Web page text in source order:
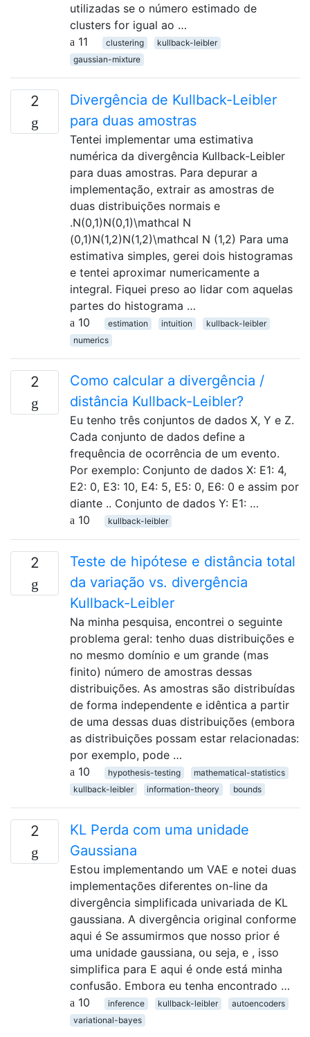
utilizadas se o número estimado de
clusters for igual ao …
11
clustering
kullback-leibler
gaussian-mixture
2
Divergência de Kullback-Leibler
para duas amostras
Tentei implementar uma estimativa
numérica da divergência Kullback-Leibler
para duas amostras. Para depurar a
implementação, extrair as amostras de
duas distribuições normais e
.N(0,1)N(0,1)\mathcal N
(0,1)N(1,2)N(1,2)\mathcal N (1,2) Para uma
estimativa simples, gerei dois histogramas
e tentei aproximar numericamente a
integral. Fiquei preso ao lidar com aquelas
partes do histograma …
10
estimation intuition
kullback-leibler
numerics
2
Como calcular a divergência /
distância Kullback-Leibler?
Eu tenho três conjuntos de dados X, Y e Z.
Cada conjunto de dados define a
frequência de ocorrência de um evento.
Por exemplo: Conjunto de dados X: E1: 4,
E2: 0, E3: 10, E4: 5, E5: 0, E6: 0 e assim por
diante .. Conjunto de dados Y: E1: …
10
kullback-leibler
2
Teste de hipótese e distância total
da variação vs. divergência
Kullback-Leibler
Na minha pesquisa, encontrei o seguinte
problema geral: tenho duas distribuições e
no mesmo domínio e um grande (mas
finito) número de amostras dessas
distribuições. As amostras são distribuídas
de forma independente e idêntica a partir
de uma dessas duas distribuições (embora
as distribuições possam estar relacionadas:
por exemplo, pode …
10
hypothesis-testing
mathematical-statistics
kullback-leibler
information-theory bounds
2
KL Perda com uma unidade
Gaussiana
Estou implementando um VAE e notei duas
implementações diferentes on-line da
divergência simplificada univariada de KL
gaussiana. A divergência original conforme
aqui é Se assumirmos que nosso prior é
uma unidade gaussiana, ou seja, e , isso
simplifica para E aqui é onde está minha
confusão. Embora eu tenha encontrado …
10
inference kullback-leibler
autoencoders
variational-bayes